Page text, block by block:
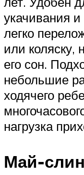
укачивания
легко
или коляску,
его сон.
небольшие
ходячего
нагрузка
Май-